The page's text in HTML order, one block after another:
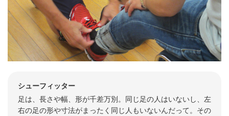
シューフィッター
足は、長さや幅、形が千差万別。同じ足の人はいないし、左
右の足の形や寸法がまったく同じ人もいないんだって。その